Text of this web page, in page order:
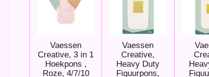
Vaessen
Creative, 3 in 1
Hoekpons ,
Roze, 4/7/10
Vaessen
Creative,
Heavy Duty
Figuurpons,